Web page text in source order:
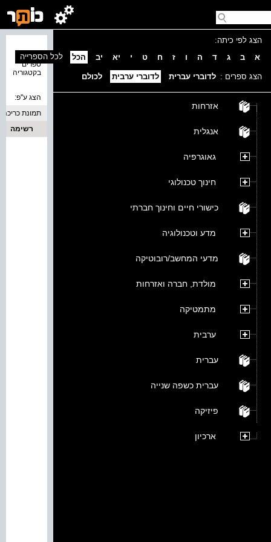
הצג לפי כיתה:
א
ב ג ד ה ו ז ח ט י יא יב הכל
הצג ספרים : לדוברי עברית לדוברי ערבית לכולם
אזרחות
אנגלית
גאוגרפיה
חינוך טכנולוגי
כישורי חיים וחינוך חברתי
מדע וטכנולוגיה
מדעי המחשב/רובוטיקה
מולדת, חברה ואזרחות
מתמטיקה
ערבית
עברית
עברית כשפה שנייה
פיזיקה
ארכיון
ספרים
בקטגוריה
לכל הספרייה
הצג ע''פ:
תמונת כריכה
רשימה